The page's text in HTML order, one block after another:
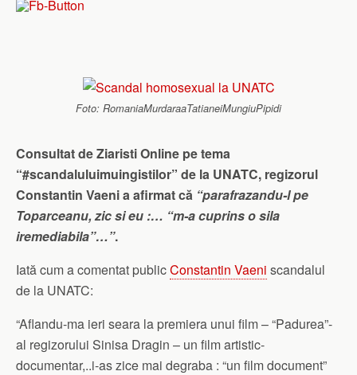
Foto: RomaniaMurdaraaTatianeiMungiuPipidi
Consultat de Ziaristi Online pe tema
“#scandaluluimuingistilor” de la UNATC, regizorul
Constantin Vaeni a afirmat că “parafrazandu-l pe
Toparceanu, zic si eu :… “m-a cuprins o sila
iremediabila”…”.
Iată cum a comentat publicConstantin Vaeni scandalul
de la UNATC:
“Aflandu-ma ieri seara la premiera unui film – “Padurea”-
al regizorului Sinisa Dragin – un film artistic-
documentar,..i-as zice mai degraba : “un film document”